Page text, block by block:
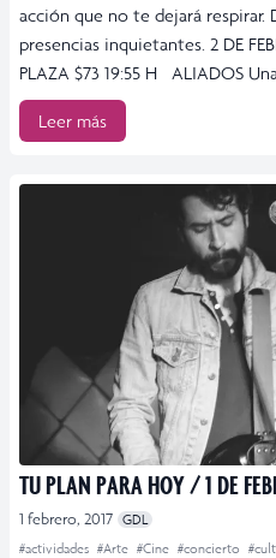
acción que no te dejará respirar.
presencias inquietantes. 2 DE
PLAZA $73 19:55 H ALIADOS
Leer más
TU PLAN PARA HOY / 1 DE
1 febrero, 2017 GDL
#actividades #Arte #Cine #concierto